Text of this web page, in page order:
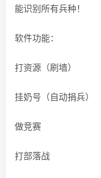
能识别所有兵种！
软件功能：
打资源（刷墙）
挂奶号（自动捐兵）
做竞赛
打部落战